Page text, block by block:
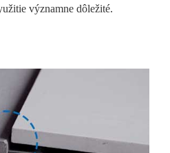
významne dôležité.